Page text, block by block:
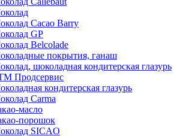
Cacao Barry
GP
Belcolade
покрытия, ганаш
шоколадная кондитерская глазурь
Продсервис
кондитерская глазурь
Carma
масло
порошок
SICAO